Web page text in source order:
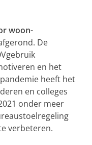
woon-
De
en het
heeft het
en colleges
onder meer
verbeteren.